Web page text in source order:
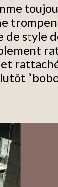
de style